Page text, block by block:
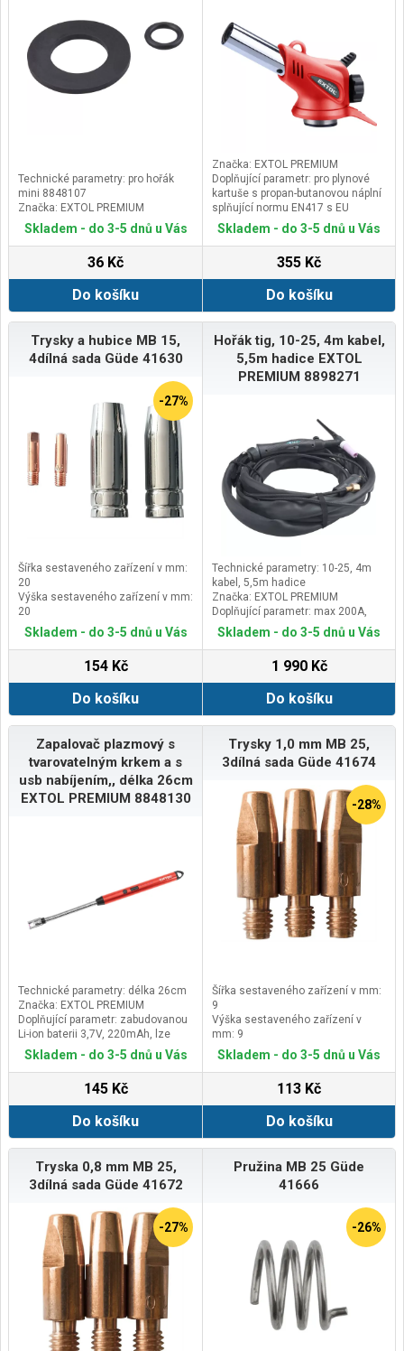
Technické parametry: pro hořák
mini 8848107
Značka: EXTOL PREMIUM
Skladem - do 3-5 dnů u Vás
36 Kč
Do košíku
Značka: EXTOL PREMIUM
Doplňující parametr: pro plynové
kartuše s propan-butanovou náplní
splňující normu EN417 s EU
závitem 7/16", výkon 1,1kWh,
spotřeba 93g/h
Skladem - do 3-5 dnů u Vás
355 Kč
Do košíku
Trysky a hubice MB 15,
4dílná sada Güde 41630
-27%
Šířka sestaveného zařízení v mm:
20
Výška sestaveného zařízení v mm:
20
Délka sestaveného zařízení v mm:
55
Skladem - do 3-5 dnů u Vás
154 Kč
Do košíku
Hořák tig, 10-25, 4m kabel,
5,5m hadice EXTOL
PREMIUM 8898271
Technické parametry: 10-25, 4m
kabel, 5,5m hadice
Značka: EXTOL PREMIUM
Doplňující parametr: max 200A,
wolframová elektroda ⌀2,4mm,
keramická vložka ⌀11mm (velikost
Skladem - do 3-5 dnů u Vás
1 990 Kč
Do košíku
Zapalovač plazmový s
tvarovatelným krkem a s
usb nabíjením,, délka 26cm
EXTOL PREMIUM 8848130
Technické parametry: délka 26cm
Značka: EXTOL PREMIUM
Doplňující parametr: zabudovanou
Li-ion baterii 3,7V, 220mAh, lze
dobíjet pomocí dodávaného USB-C
kabelu (1.dodávka byla s USB-
micro)
Skladem - do 3-5 dnů u Vás
145 Kč
Do košíku
Trysky 1,0 mm MB 25,
3dílná sada Güde 41674
-28%
Šířka sestaveného zařízení v mm:
9
Výška sestaveného zařízení v
mm: 9
Délka sestaveného zařízení v mm:
23
Skladem - do 3-5 dnů u Vás
113 Kč
Do košíku
Tryska 0,8 mm MB 25,
3dílná sada Güde 41672
-27%
Pružina MB 25 Güde
41666
-26%